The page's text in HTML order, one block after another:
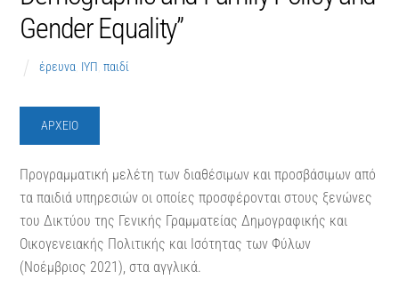
Gender Equality”
έρευνα, ΙΥΠ παιδί
ΑΡΧΕΙΟ
Προγραμματική μελέτη των διαθέσιμων και προσβάσιμων από
τα παιδιά υπηρεσιών οι οποίες προσφέρονται στους ξενώνες
του Δικτύου της Γενικής Γραμματείας Δημογραφικής και
Οικογενειακής Πολιτικής και Ισότητας των Φύλων
(Νοέμβριος 2021), στα αγγλικά.